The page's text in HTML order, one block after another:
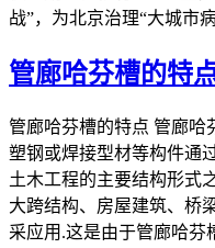
战”，为北京治理“大城市
管廊哈芬槽的特
管廊哈芬槽的特点 管廊哈
塑钢或焊接型材等构件通
土木工程的主要结构形式
大跨结构、房屋建筑、桥
采应用.这是由于管廊哈芬